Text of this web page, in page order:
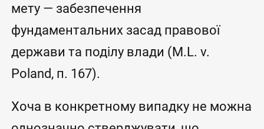
мету — забезпечення
фундаментальних засад правової
держави та поділу влади (M.L. v.
Poland, п. 167).
Хоча в конкретному випадку не можна